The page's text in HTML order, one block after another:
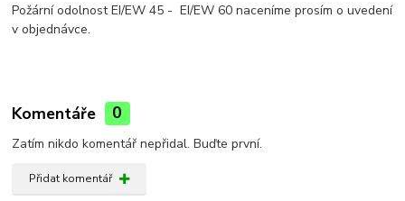
Požární odolnost EI/EW 45 - EI/EW 60 naceníme prosím o uvedení
v objednávce.
Komentáře 0
Zatím nikdo komentář nepřidal. Buďte první.
Přidat komentář